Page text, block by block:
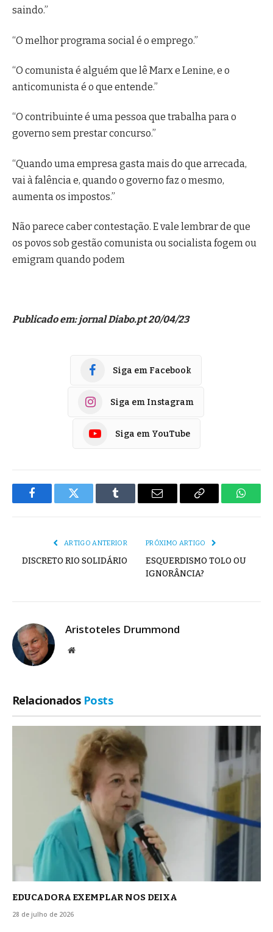
saindo.”
“O melhor programa social é o emprego.”
“O comunista é alguém que lê Marx e Lenine, e o
anticomunista é o que entende.”
“O contribuinte é uma pessoa que trabalha para o
governo sem prestar concurso.”
“Quando uma empresa gasta mais do que arrecada,
vai à falência e, quando o governo faz o mesmo,
aumenta os impostos.”
Não parece caber contestação. E vale lembrar de que
os povos sob gestão comunista ou socialista fogem ou
emigram quando podem
Publicado em: jornal Diabo.pt 20/04/23
Siga em Facebook
Siga em Instagram
Siga em YouTube
FacebookTwitter Tumblr
E-
Copiar
ARTIGO ANTERIOR
DISCRETO RIO SOLIDÁRIO
PRÓXIMO ARTIGO
ESQUERDISMO TOLO OU
IGNORÂNCIA?
Aristoteles Drummond
Site
Relacionados Posts
EDUCADORA EXEMPLAR NOS DEIXA
28 de julho de 2026